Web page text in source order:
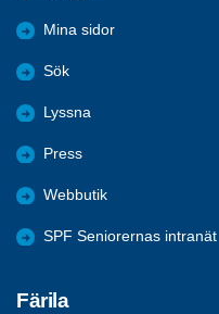
Mina sidor
Sök
Lyssna
Press
Webbutik
SPF Seniorernas intranät
Färila